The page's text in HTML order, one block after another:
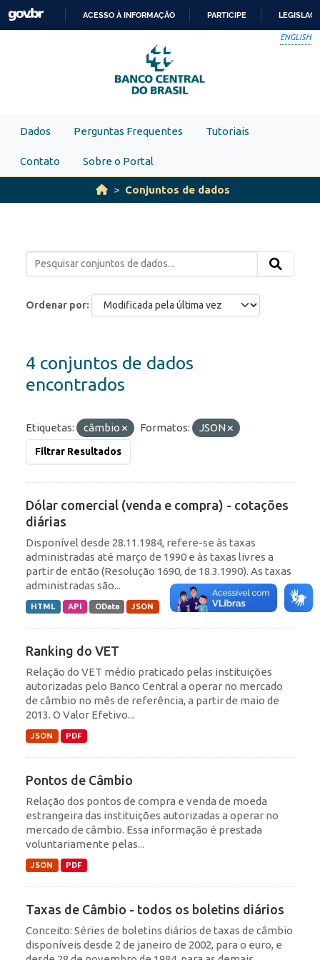
Skip to main content
PARA
O
CONTEÚDO
ACESSO À INFORMAÇÃO PARTICIPE
ENGLISH
Dados Perguntas Frequentes Tutoriais
Contato Sobre o Portal
Conjuntos de dados
Ordenar por
4 conjuntos de dados
encontrados
Etiquetas: câmbio Formatos: JSON
Filtrar Resultados
Dólar comercial (venda e compra) - cotações
diárias
Disponível desde 28.11.1984, refere-se às taxas
administradas até março de 1990 e às taxas livres a
partir de então (Resolução 1690, de 18.3.1990). As taxas
administradas são...
HTML API OData JSON
Ranking do VET
Relação do VET médio praticado pelas instituições
autorizadas pelo Banco Central a operar no mercado
de câmbio no mês de referência, a partir de maio de
2013. O Valor Efetivo...
JSON PDF
Pontos de Câmbio
Relação dos pontos de compra e venda de moeda
estrangeira das instituições autorizadas a operar no
mercado de câmbio. Essa informação é prestada
voluntariamente pelas...
JSON PDF
Taxas de Câmbio - todos os boletins diários
Conceito: Séries de boletins diários de taxas de câmbio
disponíveis desde 2 de janeiro de 2002, para o euro, e